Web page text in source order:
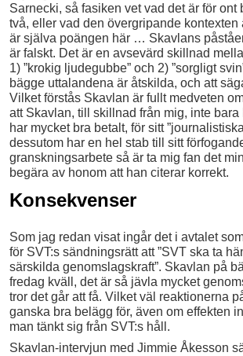
Sarnecki, så fasiken vet vad det är för ont
två, eller vad den övergripande
är själva poängen här … Skavlans
är falskt. Det är en avsevärd skillnad
1) ”krokig ljudegubbe” och 2) ”sorgligt
bägge uttalandena är åtskilda, och att
Vilket förstås Skavlan är fullt medveten
att Skavlan, till skillnad från mig, inte bara
har mycket bra betalt, för sitt
dessutom har en hel stab till sitt
granskningsarbete så är ta mig fan det
begära av honom att han citerar korrekt.
Konsekvenser
Som jag redan visat ingår det i avtalet
för SVT:s sändningsrätt att ”SVT ska ta
särskilda genomslagskraft”. Skavlan på
fredag kväll, det är så jävla mycket
tror det går att få. Vilket väl reaktionerna
ganska bra belägg för, även om effekten
man tänkt sig från SVT:s håll.
Skavlan-intervjun med Jimmie Åkesson